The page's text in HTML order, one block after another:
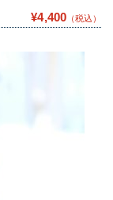
¥4,400 （税込）